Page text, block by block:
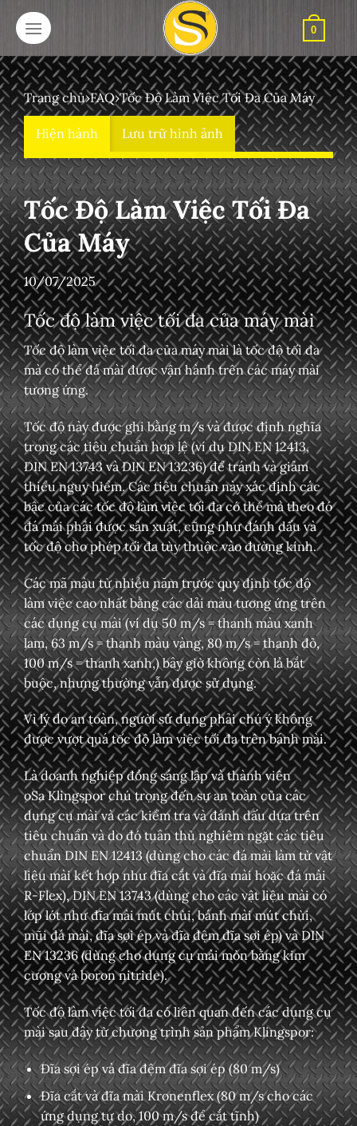
qua
dung
0
Trang chủ›FAQ›Tốc Độ Làm Việc Tối Đa Của Máy
Hiện hành Lưu trữ hình ảnh
Tốc Độ Làm Việc Tối Đa
Của Máy
10/07/2025
Tốc độ làm việc tối đa của máy mài
Tốc độ làm việc tối đa của máy mài là tốc độ tối đa
mà có thể đá mài được vận hành trên các máy mài
tương ứng.
Tốc độ này được ghi bằng m/s và được định nghĩa
trong các tiêu chuẩn hợp lệ (ví dụ DIN EN 12413,
DIN EN 13743 và DIN EN 13236) để tránh và giảm
thiểu nguy hiểm. Các tiêu chuẩn này xác định các
bậc của các tốc độ làm việc tối đa có thể mà theo đó
đá mài phải được sản xuất, cũng như đánh dấu và
tốc độ cho phép tối đa tùy thuộc vào đường kính.
Các mã màu từ nhiều năm trước quy định tốc độ
làm việc cao nhất bằng các dải màu tương ứng trên
các dụng cụ mài (ví dụ 50 m/s = thanh màu xanh
lam, 63 m/s = thanh màu vàng, 80 m/s = thanh đỏ,
100 m/s = thanh xanh,) bây giờ không còn là bắt
buộc, nhưng thường vẫn được sử dụng.
Vì lý do an toàn, người sử dụng phải chú ý không
được vượt quá tốc độ làm việc tối đa trên bánh mài.
Làdoanh nghiệp đồng sáng lập và thành viên
oSaKlingspor chú trọng đến sự an toàn của các
dụng cụ mài và các kiểm tra và đánh dấu dựa trên
tiêu chuẩn và do đó tuân thủ nghiêm ngặt các tiêu
chuẩn DIN EN 12413 (dùng cho các đá mài làm từ vật
liệu mài kết hợp như đĩa cắt và đĩa mài hoặc đá mài
R-Flex), DIN EN 13743 (dùng cho các vật liệu mài có
lớp lót như đĩa mài mút chùi, bánh mài mút chùi,
mũi đá mài, đĩa sợi ép và đĩa đệm đĩa sợi ép) và DIN
EN 13236 (dùng cho dụng cụ mài mòn bằng kim
cương và boron nitride).
Tốc độ làm việc tối đa có liên quan đến các dụng cụ
mài sau đây từ chương trình sản phẩm Klingspor:
Đĩa sợi ép và đĩa đệm đĩa sợi ép (80 m/s)
Đĩa cắt và đĩa mài Kronenflex (80 m/s cho các
ứng dụng tự do, 100 m/s để cắt tĩnh)